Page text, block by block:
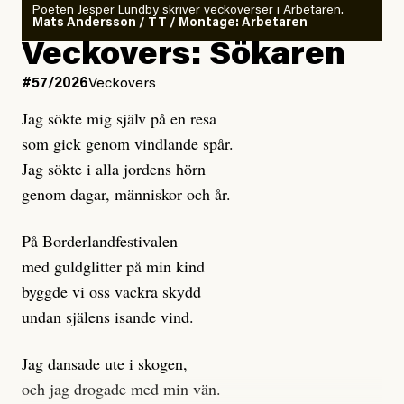
Kuhn och Sassarinis-McGowan hävdar att
Dagens ETC arbetar med ”opålitliga källor” för att
klickbete är inte intressant för Dagens ETC.
Journalistiken är låst. En klatschig men korrekt rubrik
gör förhoppningsvis att en nyfiken beställer
prenumeration, men den avslutas sekunder senare om
dessa granskningar på olika källor, alltifrån domar till
en mängd intervjupersoner, inklusive generös
möjlighet att bemöta för såväl personen vars motiv att
engagera sig i Palestinarörelsen ifrågasätts som de
grupper där Säpo-resursen samlade in uppgifter.
Researchen är grundlig.
Poeten Jesper Lundby skriver veckoverser i Arbetaren.
Mats Andersson / TT / Montage: Arbetaren
Veckovers: Sökaren
#57/2026Veckovers
Jag sökte mig själv på en resa
som gick genom vindlande spår.
Jag sökte i alla jordens hörn
genom dagar, människor och år.
På Borderlandfestivalen
med guldglitter på min kind
byggde vi oss vackra skydd
undan själens isande vind.
Jag dansade ute i skogen,
och jag drogade med min vän.